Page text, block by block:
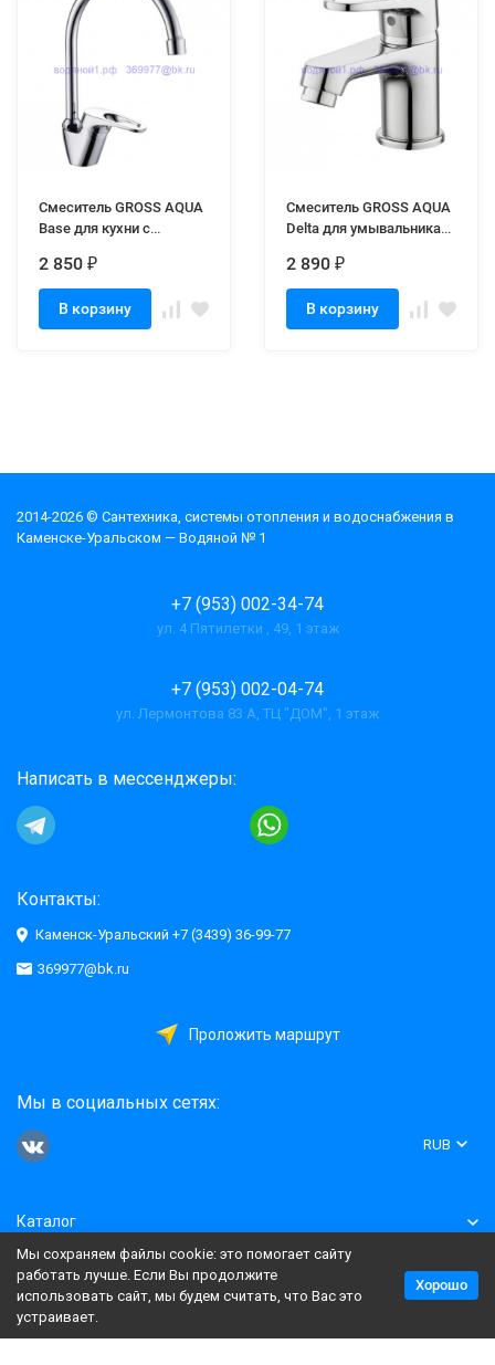
Смеситель GROSS AQUA
Base для кухни с
2 850 ₽
В корзину
Смеситель GROSS AQUA
Delta для умывальника
2 890 ₽
В корзину
2014-2026 © Cантехника, системы отопления и водоснабжения в
Каменске-Уральском — Водяной № 1
+7 (953) 002-34-74
ул. 4 Пятилетки , 49, 1 этаж
+7 (953) 002-04-74
ул. Лермонтова 83 А, ТЦ "ДОМ", 1 этаж
Написать в мессенджеры:
Контакты:
Каменск-Уральский +7 (3439) 36-99-77
369977@bk.ru
Проложить маршрут
Мы в социальных сетях:
RUB
Каталог
Информация
Политика персональных данных Карта сайта
Мы сохраняем файлы cookie: это помогает сайту
работать лучше. Если Вы продолжите
использовать сайт, мы будем считать, что Вас это
устраивает.
Хорошо